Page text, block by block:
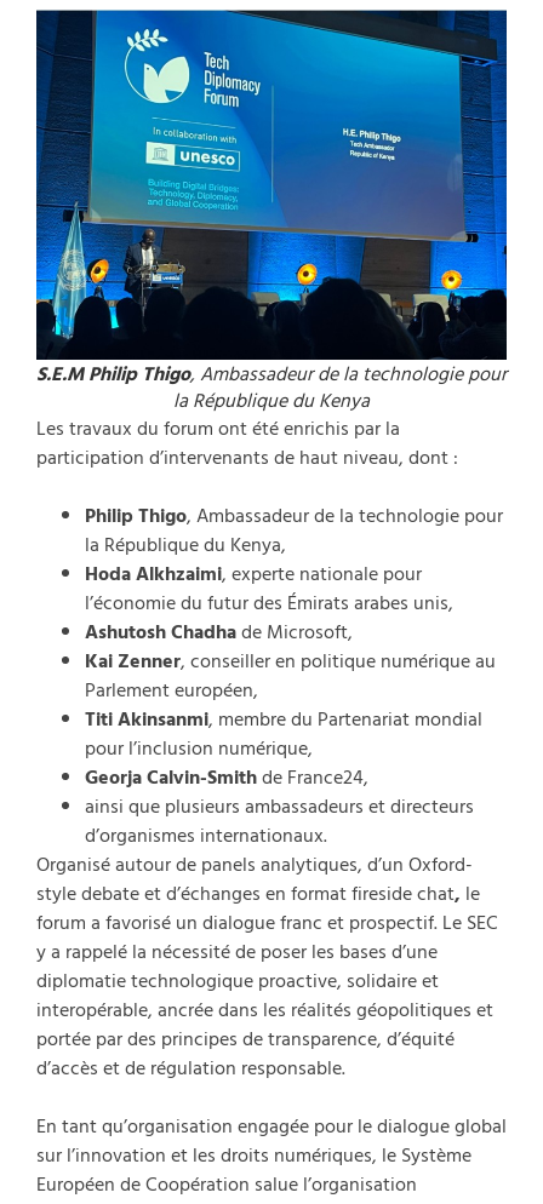
S.E.M Philip Thigo,Ambassadeur de la technologie pour
la République du Kenya
Les travaux du forum ont été enrichis par la
participation d’intervenants de haut niveau, dont :
Philip Thigo, Ambassadeur de la technologie pour
la République du Kenya,
Hoda Alkhzaimi, experte nationale pour
l’économie du futur des Émirats arabes unis,
Ashutosh Chadhade Microsoft,
Kai Zenner, conseiller en politique numérique au
Parlement européen,
Titi Akinsanmi, membre du Partenariat mondial
pour l’inclusion numérique,
Georja Calvin-Smithde France24,
ainsi que plusieurs ambassadeurs et directeurs
d’organismes internationaux.
Organisé autour de panels analytiques, d’un Oxford-
style debate et d’échanges en format fireside chat, le
forum a favorisé un dialogue franc et prospectif. Le SEC
y a rappelé la nécessité de poser les bases d’une
diplomatie technologique proactive, solidaire et
interopérable, ancrée dans les réalités géopolitiques et
portée par des principes de transparence, d’équité
d’accès et de régulation responsable.
En tant qu’organisation engagée pour le dialogue global
sur l’innovation et les droits numériques, le Système
Européen de Coopération salue l’organisation